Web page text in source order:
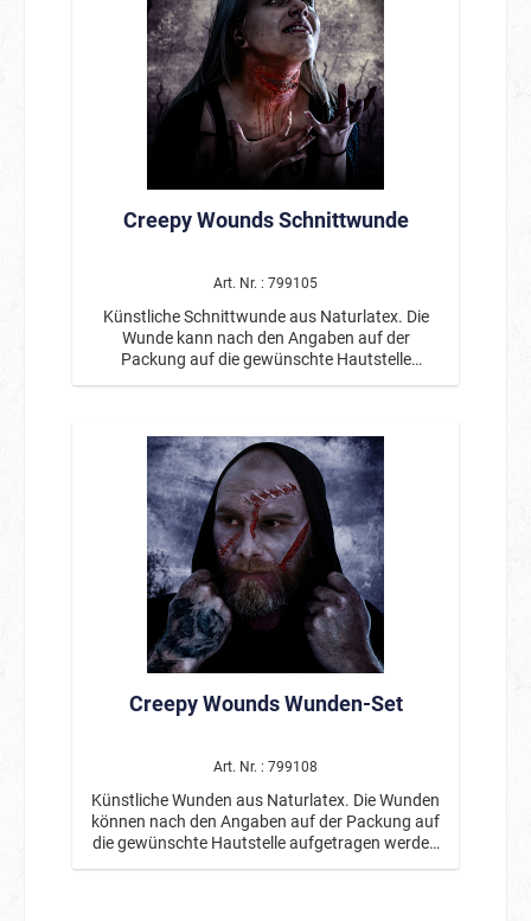
Creepy Wounds Schnittwunde
Art. Nr. : 799105
Künstliche Schnittwunde aus Naturlatex. Die
Wunde kann nach den Angaben auf der
Packung auf die gewünschte Hautstelle
aufgetragen werden und ist wiederverwendbar.
Creepy Wounds Wunden-Set
Art. Nr. : 799108
Künstliche Wunden aus Naturlatex. Die Wunden
können nach den Angaben auf der Packung auf
die gewünschte Hautstelle aufgetragen werden